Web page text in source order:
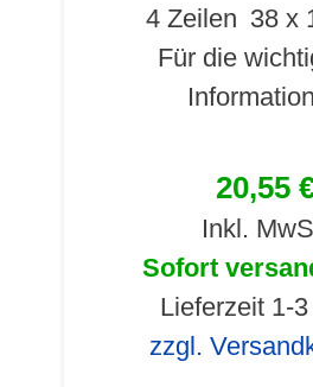
4 Zeilen 38 x
Für die
20,55
Inkl.
Sofort
Lieferzeit 1-
zzgl.